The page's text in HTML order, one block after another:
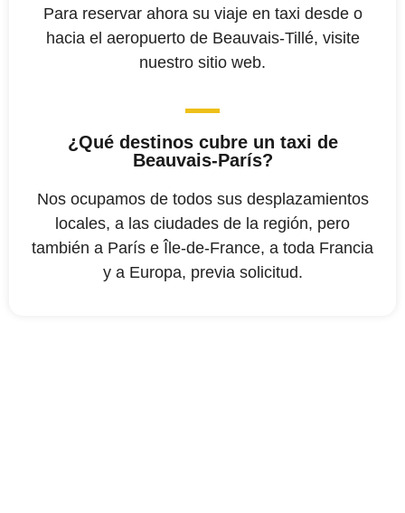
Para reservar ahora su viaje en taxi desde o
hacia el aeropuerto de Beauvais-Tillé, visite
nuestro sitio web.
¿Qué destinos cubre un taxi de
Beauvais-París?
Nos ocupamos de todos sus desplazamientos
locales, a las ciudades de la región, pero
también a París e Île-de-France, a toda Francia
y a Europa, previa solicitud.